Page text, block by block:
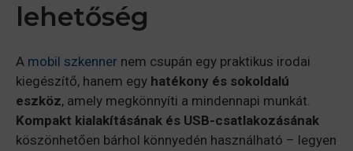
lehetőség
A mobil szkenner nem csupán egy praktikus irodai
kiegészítő, hanem egy hatékony és sokoldalú
eszköz, amely megkönnyíti a mindennapi munkát.
Kompakt kialakításának és USB-csatlakozásának
köszönhetően bárhol könnyedén használható – legyen